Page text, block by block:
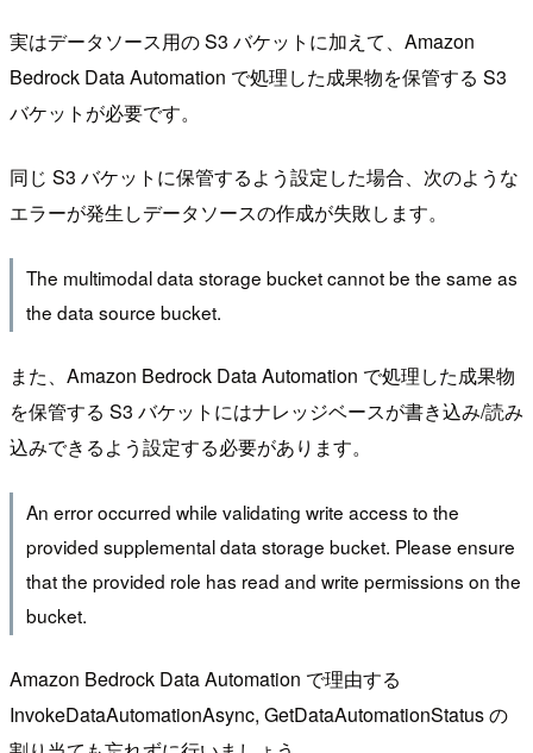
実はデータソース用の S3 バケットに加えて、Amazon
Bedrock Data Automation で処理した成果物を保管する S3
バケットが必要です。
同じ S3 バケットに保管するよう設定した場合、次のような
エラーが発生しデータソースの作成が失敗します。
The multimodal data storage bucket cannot be the same as
the data source bucket.
また、Amazon Bedrock Data Automation で処理した成果物
を保管する S3 バケットにはナレッジベースが書き込み/読み
込みできるよう設定する必要があります。
An error occurred while validating write access to the
provided supplemental data storage bucket. Please ensure
that the provided role has read and write permissions on the
bucket.
Amazon Bedrock Data Automation で理由する
InvokeDataAutomationAsync, GetDataAutomationStatus の